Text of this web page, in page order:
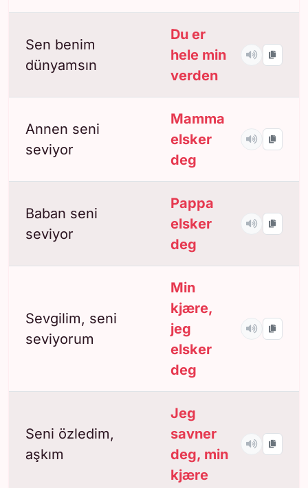
Sen benim
dünyamsın
Du er
hele min
verden
Annen seni
seviyor
Mamma
elsker
deg
Baban seni
seviyor
Pappa
elsker
deg
Sevgilim, seni
seviyorum
Min
kjære,
jeg
elsker
deg
Seni özledim,
aşkım
Jeg
savner
deg, min
kjære